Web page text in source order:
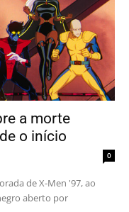
a morte
o início
0
de X-Men '97, ao
aberto por